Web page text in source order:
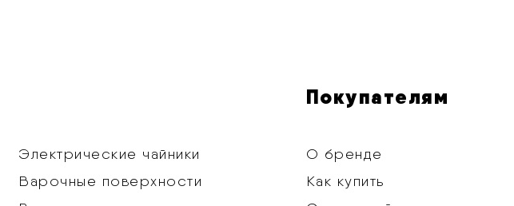
Электрические чайники
Варочные поверхности
Покупателям
О бренде
Как купить